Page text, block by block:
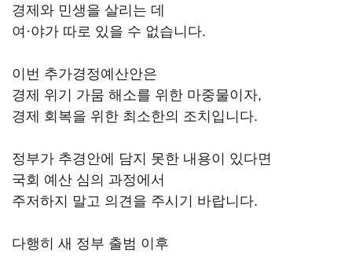
경제와 민생을 살리는 데
여·야가 따로 있을 수 없습니다.
이번 추가경정예산안은
경제 위기 가뭄 해소를 위한 마중물이자,
경제 회복을 위한 최소한의 조치입니다.
정부가 추경안에 담지 못한 내용이 있다면
국회 예산 심의 과정에서
주저하지 말고 의견을 주시기 바랍니다.
다행히 새 정부 출범 이후